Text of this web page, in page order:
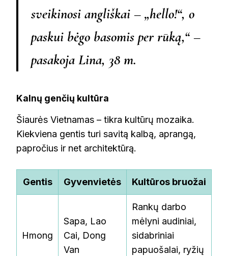
sveikinosi angliškai – „hello!“, o
paskui bėgo basomis per rūką,“ –
pasakoja Lina, 38 m.
Kalnų genčių kultūra
Šiaurės Vietnamas – tikra kultūrų mozaika.
Kiekviena gentis turi savitą kalbą, aprangą,
papročius ir net architektūrą.
Gentis Gyvenvietės Kultūros bruožai
Hmong
Sapa, Lao
Cai, Dong
Van
Rankų darbo
mėlyni audiniai,
sidabriniai
papuošalai, ryžių